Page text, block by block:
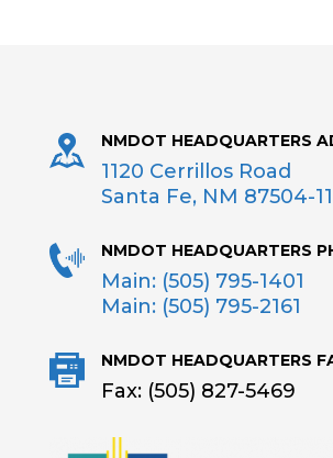
NMDOT HEADQUARTERS
1120 Cerrillos Road
Santa Fe, NM 87504-
NMDOT HEADQUARTERS
Main: (505) 795-1401
Main: (505) 795-2161
NMDOT HEADQUARTERS
Fax: (505) 827-5469